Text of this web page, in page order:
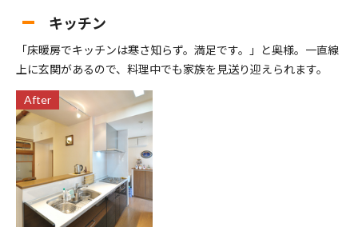
キッチン
「床暖房でキッチンは寒さ知らず。満足です。」と奥様。一直線
上に玄関があるので、料理中でも家族を見送り迎えられます。
After